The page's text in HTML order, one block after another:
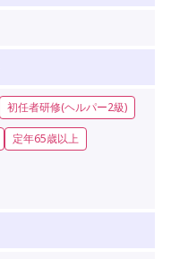
初任者研修(ヘルパー2級)
定年65歳以上